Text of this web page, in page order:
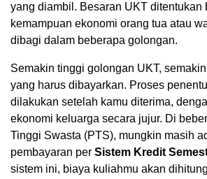
yang diambil. Besaran UKT ditentukan
kemampuan ekonomi orang tua atau
dibagi dalam beberapa golongan.
Semakin tinggi golongan UKT,
yang harus dibayarkan. Proses
dilakukan setelah kamu diterima,
ekonomi keluarga secara jujur. Di
Tinggi Swasta (PTS), mungkin masih
pembayaran per Sistem Kredit
sistem ini, biaya kuliahmu akan